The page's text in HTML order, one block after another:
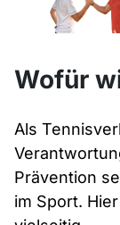
Wofür
Als
Prävention
im Sport.